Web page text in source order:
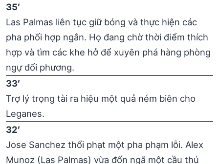
35′
Las Palmas liên tục giữ bóng và thực hiện các
pha phối hợp ngắn. Họ đang chờ thời điểm thích
hợp và tìm các khe hở để xuyên phá hàng phòng
ngự đối phương.
33′
Trợ lý trọng tài ra hiệu một quả ném biên cho
Leganes.
32′
Jose Sanchez thổi phạt một pha phạm lỗi. Alex
Munoz (Las Palmas) vừa đốn ngã một cầu thủ